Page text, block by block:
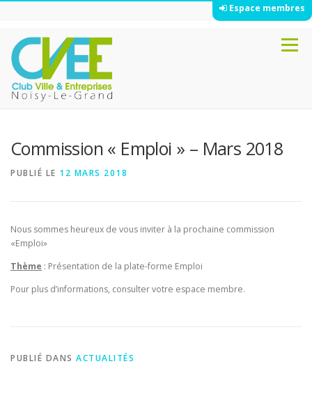
Espace membres
contenu
Menu
Commission « Emploi » – Mars 2018
PUBLIÉ LE 12 MARS 2018
Nous sommes heureux de vous inviter à la prochaine commission
«Emploi»
Thème : Présentation de la plate-forme Emploi
Pour plus d’informations, consulter votre espace membre.
PUBLIÉ DANS ACTUALITÉS